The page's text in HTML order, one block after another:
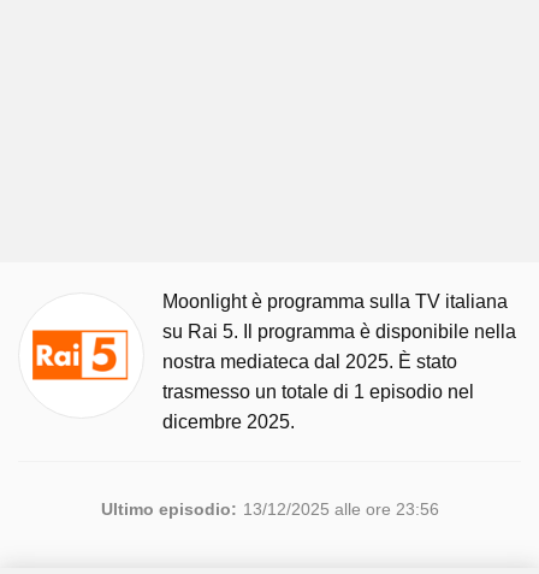
Moonlight è programma sulla TV italiana
su Rai 5. Il programma è disponibile nella
nostra mediateca dal 2025. È stato
trasmesso un totale di 1 episodio nel
dicembre 2025.
Ultimo episodio: 13/12/2025 alle ore 23:56